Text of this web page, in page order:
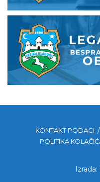
KONTAKT PODACI
POLITIKA
Izrada: